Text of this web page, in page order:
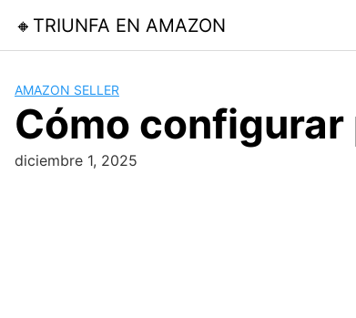
content
🔸TRIUNFA EN AMAZON
AMAZON SELLER
Cómo configurar
diciembre 1, 2025